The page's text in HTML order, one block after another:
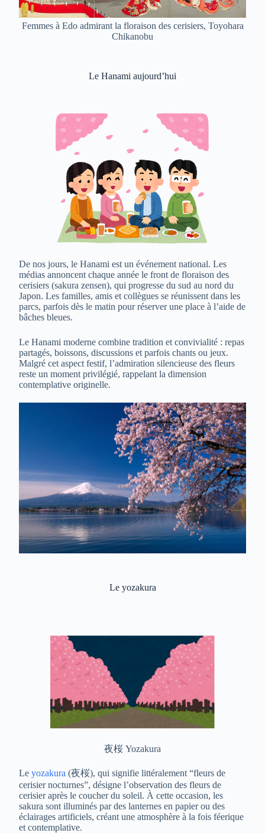
Femmes à Edo admirant la floraison des cerisiers, Toyohara
Chikanobu
Le Hanami aujourd’hui
De nos jours, le Hanami est un événement national. Les
médias annoncent chaque année le front de floraison des
cerisiers (sakura zensen), qui progresse du sud au nord du
Japon. Les familles, amis et collègues se réunissent dans les
parcs, parfois dès le matin pour réserver une place à l’aide de
bâches bleues.
Le Hanami moderne combine tradition et convivialité : repas
partagés, boissons, discussions et parfois chants ou jeux.
Malgré cet aspect festif, l’admiration silencieuse des fleurs
reste un moment privilégié, rappelant la dimension
contemplative originelle.
Le yozakura
夜桜 Yozakura
Leyozakura (夜桜), qui signifie littéralement “fleurs de
cerisier nocturnes”, désigne l’observation des fleurs de
cerisier après le coucher du soleil. À cette occasion, les
sakura sont illuminés par des lanternes en papier ou des
éclairages artificiels, créant une atmosphère à la fois féerique
et contemplative.